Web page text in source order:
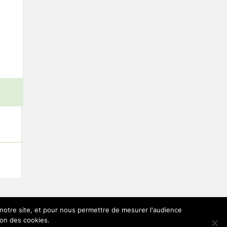
site, et pour nous permettre de mesurer l'audience
des cookies.